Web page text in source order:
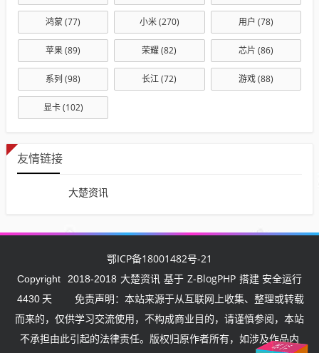
鸿蒙(77) 小米(270) 用户 (78)
苹果(89) 荣耀(82) 芯片 (86)
系列 (98) 长江(72) 游戏(88)
显卡(102)
友情链接
大楚资讯
鄂ICP备18001482号-21
Copyright 2018-2018 大楚资讯 基于 Z-BlogPHP 搭建 安全运行
4430 天
免责声明：本站来源于从互联网上收集、整理或转载
而来的，仅供学习交流使用，不构成商业目的，请谨慎参阅，本站
不承担由此引起的法律责任。版权归原作者所有，如涉及作品内
武汉挺住